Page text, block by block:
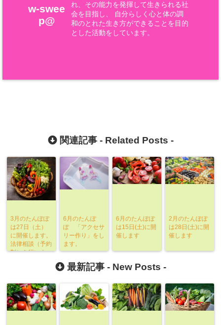
w-swee
p@
れ、その能力を発揮して生きられる社
会を目指し、 自分らしく心と体の調
和のとれた生き方ができることを目的
とした活動をしています。
関連記事 - Related Posts -
3月のたんぽぽ
は27日（土）
に開催します。
法律相談（予約
制）を行いま
6月のたんぽ
ぽ 「アクセサ
リー作り」をし
ます。
6月のたんぽぽ
は15日(土)に開
催します
2月のたんぽぽ
は28日(土)に開
催します
最新記事 - New Posts -